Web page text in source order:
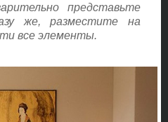
представьте
же, разместите на
все элементы.